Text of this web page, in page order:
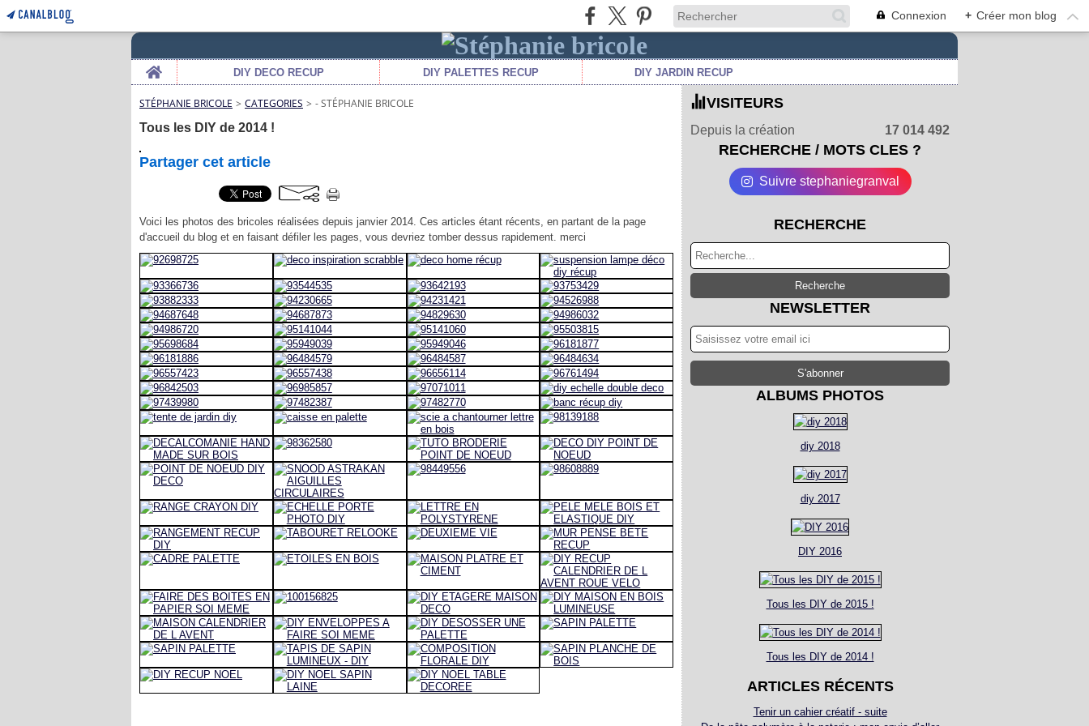
Connexion + Créer mon blog
Home
DIY DECO RECUP DIY PALETTES RECUP DIY JARDIN RECUP
STÉPHANIE BRICOLE > CATEGORIES > - STÉPHANIE BRICOLE
Tous les DIY de 2014 !
Partager cet article
Voici les photos des bricoles réalisées depuis janvier 2014. Ces articles étant récents, en partant de la page
d'accueil du blog et en faisant défiler les pages, vous devriez tomber dessus rapidement. merci
VISITEURS
Depuis la création 17 014 492
RECHERCHE / MOTS CLES ?
Suivre stephaniegranval
RECHERCHE
NEWSLETTER
ALBUMS PHOTOS
diy 2018
diy 2017
DIY 2016
Tous les DIY de 2015 !
Tous les DIY de 2014 !
ARTICLES RÉCENTS
Tenir un cahier créatif - suite